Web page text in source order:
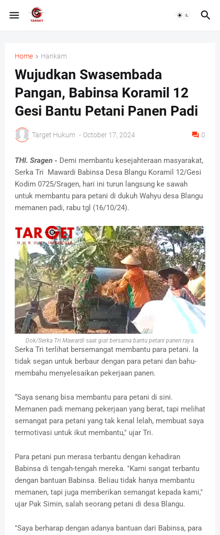
Home Hankam
Wujudkan Swasembada
Pangan, Babinsa Koramil 12
Gesi Bantu Petani Panen Padi
Target Hukum - October 17, 2024 0
THI. Sragen - Demi membantu kesejahteraan masyarakat,
Serka Tri Mawardi Babinsa Desa Blangu Koramil 12/Gesi
Kodim 0725/Sragen, hari ini turun langsung ke sawah
untuk membantu para petani di dukuh Wahyu desa Blangu
memanen padi, rabu tgl (16/10/24).
Dok/Serka Tri Mawardi saat giat bersama bantu petani panen raya.
Serka Tri terlihat bersemangat membantu para petani. Ia
tidak segan untuk berbaur dengan para petani dan bahu-
membahu menyelesaikan pekerjaan panen.
“Saya senang bisa membantu para petani di sini.
Memanen padi memang pekerjaan yang berat, tapi melihat
semangat para petani yang tak kenal lelah, membuat saya
termotivasi untuk ikut membantu," ujar Tri.
Para petani pun merasa terbantu dengan kehadiran
Babinsa di tengah-tengah mereka. "Kami sangat terbantu
dengan bantuan Babinsa. Beliau tidak hanya membantu
memanen, tapi juga memberikan semangat kepada kami,"
ujar Pak Simin, salah seorang petani di desa Blangu.
"Saya berharap dengan adanya bantuan dari Babinsa, para